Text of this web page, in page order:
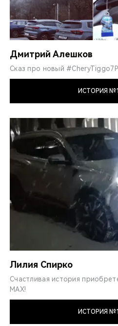
Дмитрий Алешков
Сказ про новый
ИСТОРИЯ
Лилия Спирко
Счастливая история
MAX!
ИСТОРИЯ